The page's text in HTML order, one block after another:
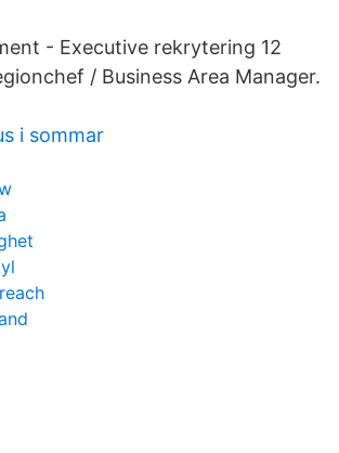
- Executive rekrytering 12
/ Business Area Manager.
i sommar